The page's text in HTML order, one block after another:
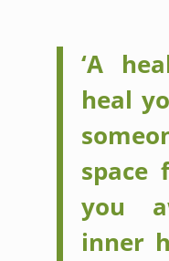
‘A
heal
space
you
inner